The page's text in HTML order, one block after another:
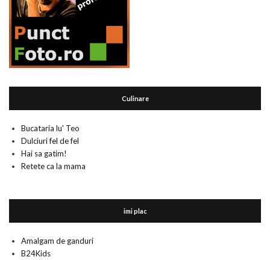
Culinare
Bucataria lu' Teo
Dulciuri fel de fel
Hai sa gatim!
Retete ca la mama
imi plac
Amalgam de ganduri
B24Kids